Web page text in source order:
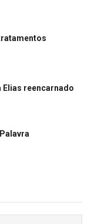
Elias reencarnado